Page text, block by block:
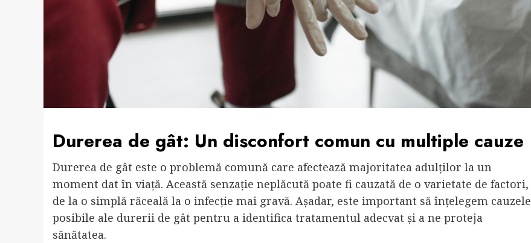
Durerea de gât: Un disconfort comun cu multiple cauze
Durerea de gât este o problemă comună care afectează majoritatea adulților la un
moment dat în viață. Această senzație neplăcută poate fi cauzată de o varietate de factori,
de la o simplă răceală la o infecție mai gravă. Așadar, este important să înțelegem cauzele
posibile ale durerii de gât pentru a identifica tratamentul adecvat și a ne proteja
sănătatea.